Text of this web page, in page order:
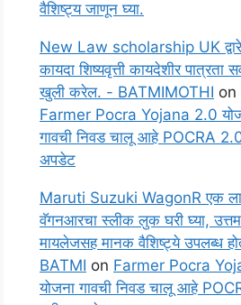
वैशिष्ट्य जाणून घ्या.
New Law scholarship UK
कायदा शिष्यवृत्ती कायदेशीर पात्रता
खुली करेल. - BATMIMOTHI on
Farmer Pocra Yojana 2.0
गावची निवड चालू आहे POCRA
अपडेट
Maruti Suzuki WagonR एक
वॅगनआरचा स्लीक लुक घरी घ्या, उत्तम
मायलेजसह मानक वैशिष्ट्ये उपलब्ध
BATMI on Farmer Pocra
योजना गावची निवड चालू आहे